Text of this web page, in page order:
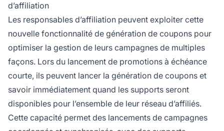
d’affiliation
Les responsables d’affiliation peuvent exploiter cette
nouvelle fonctionnalité de génération de coupons pour
optimiser la gestion de leurs campagnes de multiples
façons. Lors du lancement de promotions à échéance
courte, ils peuvent lancer la génération de coupons et
savoir immédiatement quand les supports seront
disponibles pour l’ensemble de leur réseau d’affiliés.
Cette capacité permet des lancements de campagnes